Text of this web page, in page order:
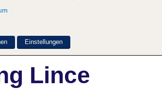
Lince
Einstellungen